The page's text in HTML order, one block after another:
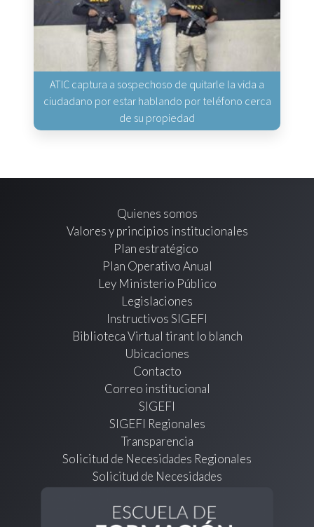
ATIC captura a sospechoso de quitarle la vida a
ciudadano por estar hablando por teléfono cerca
de su propiedad
Quienes somos
Valores y principios institucionales
Plan estratégico
Plan Operativo Anual
Ley Ministerio Público
Legislaciones
Instructivos SIGEFI
Biblioteca Virtual tirant lo blanch
Ubicaciones
Contacto
Correo institucional
SIGEFI
SIGEFI Regionales
Transparencia
Solicitud de Necesidades Regionales
Solicitud de Necesidades